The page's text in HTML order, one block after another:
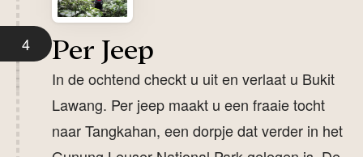
4 Per Jeep
In de ochtend checkt u uit en verlaat u Bukit
Lawang. Per jeep maakt u een fraaie tocht
naar Tangkahan, een dorpje dat verder in het